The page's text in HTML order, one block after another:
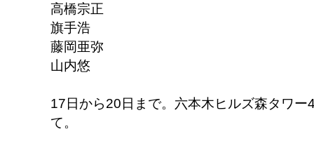
高橋宗正
旗手浩
藤岡亜弥
山内悠
17日から20日まで。六本木ヒルズ森タワ
て。